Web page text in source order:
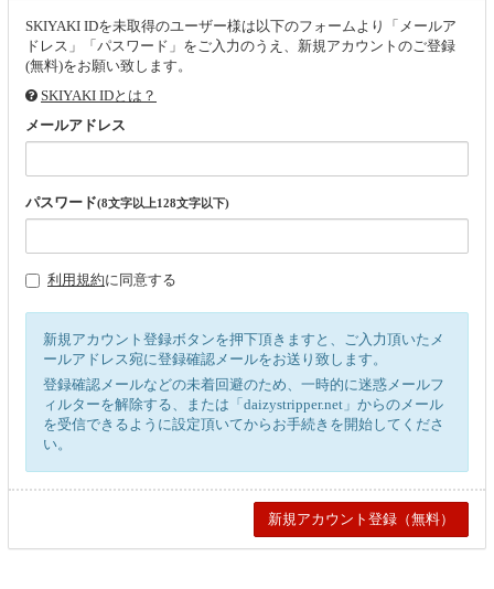
SKIYAKI IDを未取得のユーザー様は以下のフォームより「メールア
ドレス」「パスワード」をご入力のうえ、新規アカウントのご登録
(無料)をお願い致します。
SKIYAKI IDとは？
メールアドレス
パスワード(8文字以上128文字以下)
利用規約に同意する
新規アカウント登録ボタンを押下頂きますと、ご入力頂いたメ
ールアドレス宛に登録確認メールをお送り致します。
登録確認メールなどの未着回避のため、一時的に迷惑メールフ
ィルターを解除する、または「daizystripper.net」からのメール
を受信できるように設定頂いてからお手続きを開始してくださ
い。